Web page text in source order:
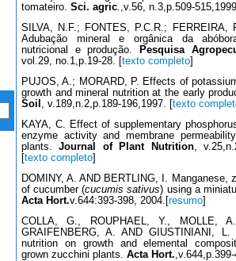
tomateiro. Sci. agric. ,v.56, n.3,p.509-
SILVA, N.F.; FONTES, P.C.R.; FERREIRA,
Adubação mineral e orgânica da
nutricional e produção.
Pesquisa
vol.29, no.1,p.19-28. [ texto completo
PUJOS, A.; MORARD, P. Effects of
growth and mineral nutrition at the early
Soil , v.189,n.2,p.189-196,1997. [ texto
KAYA, C. Effect of supplementary
enzyme activity and membrane
plants.Journal of Plant Nutrition,
texto completo
DOMINY, A. AND BERTLING, I. Manganese,
of cucumber (cucumis sativus) using a
Acta Hort.v.644:393-398, 2004.[ resumo
COLLA, G., ROUPHAEL, Y., MOLLE,
GRAIFENBERG, A. AND GIUSTINIANI,
nutrition on growth and elemental
grown zucchini plants. Acta Hort.